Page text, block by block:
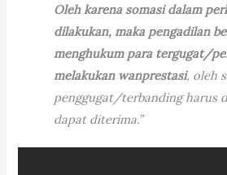
Oleh karena somasi dalam
dilakukan, maka pengadilan
menghukum para tergugat/
melakukan wanprestasi, oleh
penggugat/terbanding harus
dapat diterima.”